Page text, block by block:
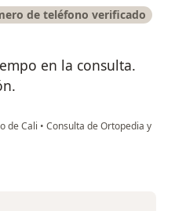
de teléfono verificado
en la consulta.
de Cali • Consulta de Ortopedia y